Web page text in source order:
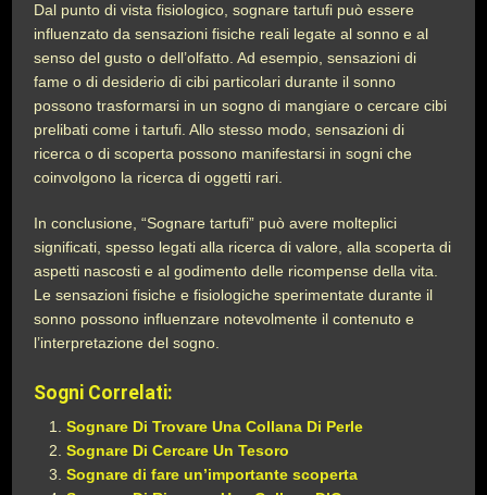
Dal punto di vista fisiologico, sognare tartufi può essere
influenzato da sensazioni fisiche reali legate al sonno e al
senso del gusto o dell’olfatto. Ad esempio, sensazioni di
fame o di desiderio di cibi particolari durante il sonno
possono trasformarsi in un sogno di mangiare o cercare cibi
prelibati come i tartufi. Allo stesso modo, sensazioni di
ricerca o di scoperta possono manifestarsi in sogni che
coinvolgono la ricerca di oggetti rari.
In conclusione, “Sognare tartufi” può avere molteplici
significati, spesso legati alla ricerca di valore, alla scoperta di
aspetti nascosti e al godimento delle ricompense della vita.
Le sensazioni fisiche e fisiologiche sperimentate durante il
sonno possono influenzare notevolmente il contenuto e
l’interpretazione del sogno.
Sogni Correlati:
Sognare Di Trovare Una Collana Di Perle
Sognare Di Cercare Un Tesoro
Sognare di fare un’importante scoperta